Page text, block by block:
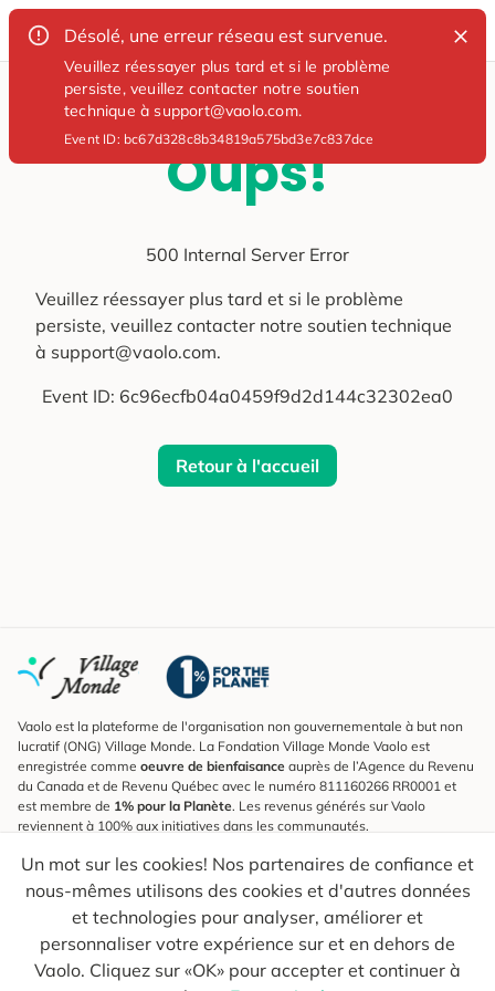
Désolé, une erreur réseau est survenue.
Veuillez réessayer plus tard et si le problème
persiste, veuillez contacter notre soutien
technique à support@vaolo.com.
Event ID: bc67d328c8b34819a575bd3e7c837dce
Oups!
500 Internal Server Error
Veuillez réessayer plus tard et si le problème
persiste, veuillez contacter notre soutien technique
à support@vaolo.com.
Event ID: 6c96ecfb04a0459f9d2d144c32302ea0
Retour à l'accueil
Un mot sur les cookies! Nos partenaires de confiance et
nous-mêmes utilisons des cookies et d'autres données
et technologies pour analyser, améliorer et
personnaliser votre expérience sur et en dehors de
Vaolo. Cliquez sur «OK» pour accepter et continuer à
Vaolo est la plateforme de l'organisation non gouvernementale à but non
lucratif (ONG) Village Monde. La Fondation Village Monde Vaolo est
enregistrée comme oeuvre de bienfaisance auprès de l’Agence du Revenu
du Canada et de Revenu Québec avec le numéro 811160266 RR0001 et
est membre de 1% pour la Planète. Les revenus générés sur Vaolo
reviennent à 100% aux initiatives dans les communautés.
S'inscrire à l'infolettre
Pour connaître les nouveautés, suivre nos explorateurs et recevoir des
astuces pour des voyages plus conscients.
Ton courriel Envoyer